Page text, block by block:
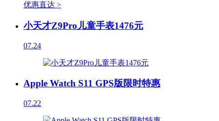
优惠直达 >
小天才Z9Pro儿童手表1476元
07.24
Apple Watch S11 GPS版限时特惠
07.22